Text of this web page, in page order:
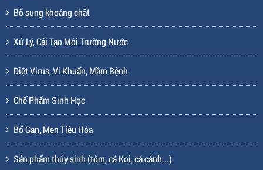
Bổ sung khoáng chất
Xử Lý, Cải Tạo Môi Trường Nước
Diệt Virus, Vi Khuẩn, Mầm Bệnh
Chế Phẩm Sinh Học
Bổ Gan, Men Tiêu Hóa
Sản phẩm thủy sinh (tôm, cá Koi, cá cảnh...)